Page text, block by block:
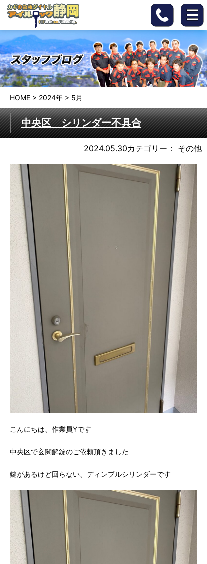
HOME > 2024年 > 5月
中央区 シリンダー不具合
2024.05.30カテゴリー： その他
こんにちは、作業員Yです
中央区で玄関解錠のご依頼頂きました
鍵があるけど回らない、ディンプルシリンダーです